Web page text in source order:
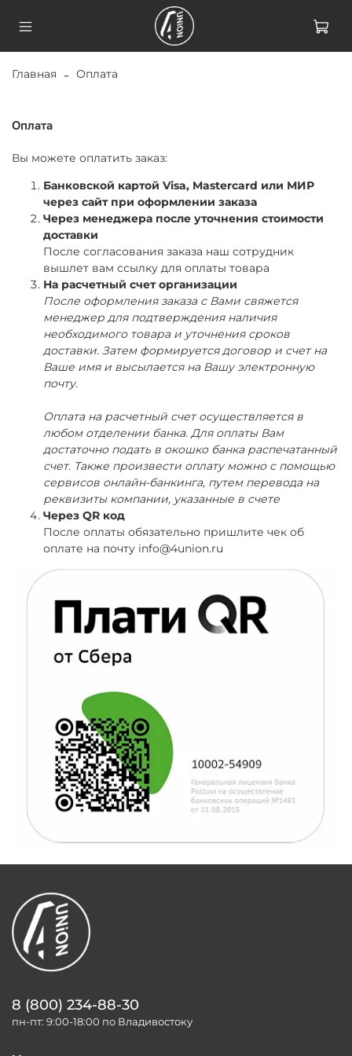
Главная Оплата
Оплата
Вы можете оплатить заказ:
Банковской картой Visa, Mastercard или МИР
через сайт при оформлении заказа
Через менеджера после уточнения стоимости
доставки
После согласования заказа наш сотрудник
вышлет вам ссылку для оплаты товара
На расчетный счет организации
После оформления заказа с Вами свяжется
менеджер для подтверждения наличия
необходимого товара и уточнения сроков
доставки. Затем формируется договор и счет на
Ваше имя и высылается на Вашу электронную
почту.
Оплата на расчетный счет осуществляется в
любом отделении банка. Для оплаты Вам
достаточно подать в окошко банка распечатанный
счет. Также произвести оплату можно с помощью
сервисов онлайн-банкинга, путем перевода на
реквизиты компании, указанные в счете
Через QR код
После оплаты обязательно пришлите чек об
оплате на почту info@4union.ru
8 (800) 234-88-30
пн-пт: 9:00-18:00 по Владивостоку